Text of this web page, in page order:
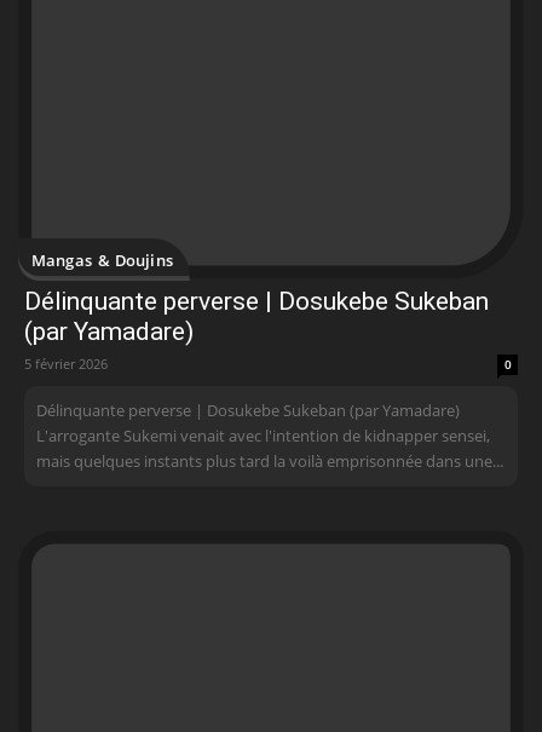
Mangas & Doujins
Délinquante perverse | Dosukebe Sukeban
(par Yamadare)
5 février 2026 0
Délinquante perverse | Dosukebe Sukeban (par Yamadare)
L'arrogante Sukemi venait avec l'intention de kidnapper sensei,
mais quelques instants plus tard la voilà emprisonnée dans une...